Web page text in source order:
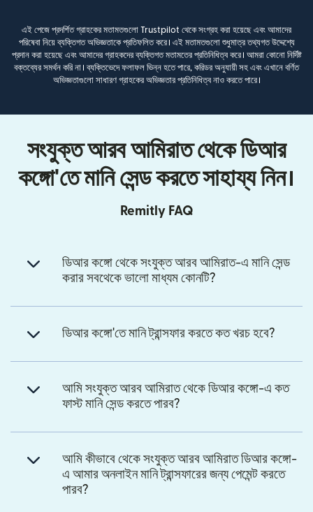
এই পেজে প্রদর্শিত গ্রাহকের মতামতগুলো Trustpilot থেকে সংগ্রহ করা হয়েছে এবং আমাদের
পরিষেবা নিয়ে ব্যক্তিগত অভিজ্ঞতাকে প্রতিফলিত করে। এই মতামতগুলো শুধুমাত্র তথ্যগত উদ্দেশ্যে
প্রদান করা হয়েছে এবং আমাদের গ্রাহকদের ব্যক্তিগত মতামতের প্রতিনিধিত্ব করে। আমরা কোনো নির্দিষ্ট
বক্তব্যের সমর্থন করি না। ব্যক্তিভেদে ফলাফল ভিন্ন হতে পারে, করিডর অনুযায়ী সহ এবং এখানে বর্ণিত
অভিজ্ঞতাগুলো সাধারণ গ্রাহকের অভিজ্ঞতার প্রতিনিধিত্ব নাও করতে পারে।
সংযুক্ত আরব আমিরাত থেকে ডিআর
কঙ্গো'তে মানি সেন্ড করতে সাহায্য নিন।
Remitly FAQ
ডিআর কঙ্গো থেকে সংযুক্ত আরব আমিরাত-এ মানি সেন্ড
করার সবথেকে ভালো মাধ্যম কোনটি?
ডিআর কঙ্গো'তে মানি ট্রান্সফার করতে কত খরচ হবে?
আমি সংযুক্ত আরব আমিরাত থেকে ডিআর কঙ্গো-এ কত
ফাস্ট মানি সেন্ড করতে পারব?
আমি কীভাবে থেকে সংযুক্ত আরব আমিরাত ডিআর কঙ্গো-
এ আমার অনলাইন মানি ট্রান্সফারের জন্য পেমেন্ট করতে
পারব?